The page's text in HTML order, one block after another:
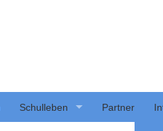
Schulleben Partner